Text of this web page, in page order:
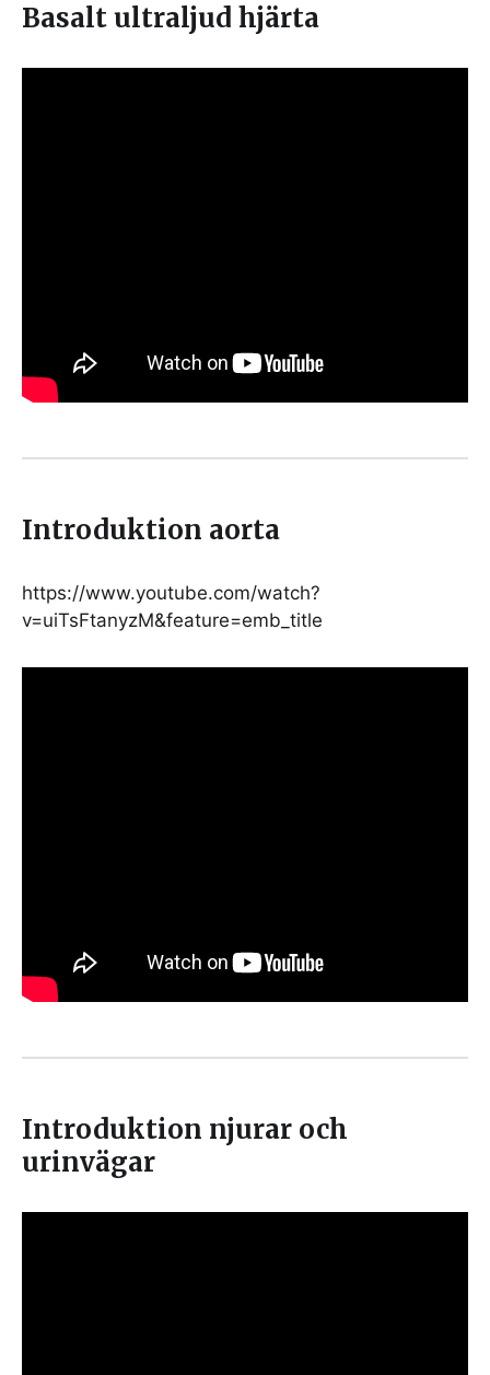
Basalt ultraljud hjärta
Introduktion aorta
https://www.youtube.com/watch?
v=uiTsFtanyzM&feature=emb_title
Introduktion njurar och
urinvägar